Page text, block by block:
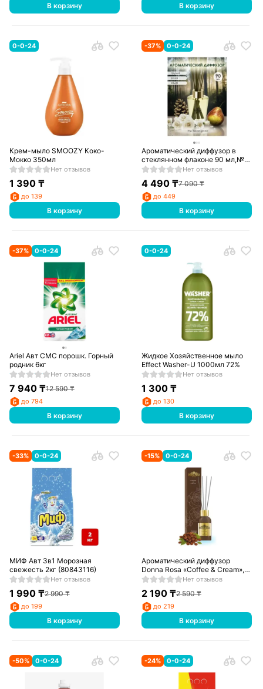
В корзину В корзину
0-0-24
Крем-мыло SMOOZY Коко-
Мокко 350мл
Нет отзывов
1 390₸
до 139
В корзину
-37% 0-0-24
Ароматический диффузор в
стеклянном флаконе 90 мл,№51
Secret grove-6 Aroma Repulic
Нет отзывов
4 490 ₸7 090₸
до 449
В корзину
-37% 0-0-24
Ariel Авт СМС порошк. Горный
родник 6кг
Нет отзывов
7 940₸12 590₸
до 794
В корзину
0-0-24
Жидкое Хозяйственное мыло
Effect Washer-U 1000мл 72%
Нет отзывов
1 300 ₸
до 130
В корзину
-33% 0-0-24
МИФ Авт 3в1 Морозная
свежесть 2кг (80843116)
Нет отзывов
1 990₸2 990₸
до 199
В корзину
-15% 0-0-24
Ароматический диффузор
Donna Rosa «Coffee & Cream»,
65мл
Нет отзывов
2 190 ₸2 590₸
до 219
В корзину
-50% 0-0-24 -24% 0-0-24